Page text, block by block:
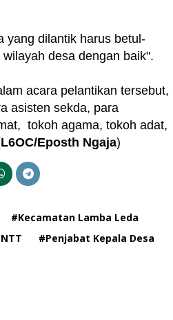
yang dilantik harus betul-
desa dengan baik".
acara pelantikan tersebut,
asisten sekda, para
tokoh agama, tokoh adat,
L6OC/Eposth Ngaja)
#Kecamatan Lamba Leda
#Penjabat Kepala Desa